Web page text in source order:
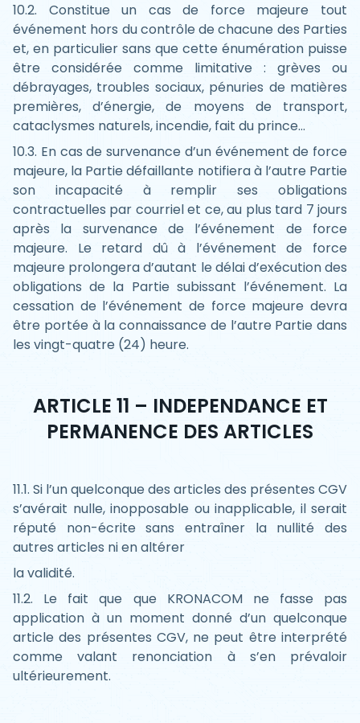
10.2. Constitue un cas de force majeure tout
événement hors du contrôle de chacune des Parties
et, en particulier sans que cette énumération puisse
être considérée comme limitative : grèves ou
débrayages, troubles sociaux, pénuries de matières
premières, d’énergie, de moyens de transport,
cataclysmes naturels, incendie, fait du prince…
10.3. En cas de survenance d’un événement de force
majeure, la Partie défaillante notifiera à l’autre Partie
son incapacité à remplir ses obligations
contractuelles par courriel et ce, au plus tard 7 jours
après la survenance de l’événement de force
majeure. Le retard dû à l’événement de force
majeure prolongera d’autant le délai d’exécution des
obligations de la Partie subissant l’événement. La
cessation de l’événement de force majeure devra
être portée à la connaissance de l’autre Partie dans
les vingt-quatre (24) heure.
ARTICLE 11 – INDEPENDANCE ET
PERMANENCE DES ARTICLES
11.1. Si l’un quelconque des articles des présentes CGV
s’avérait nulle, inopposable ou inapplicable, il serait
réputé non-écrite sans entraîner la nullité des
autres articles ni en altérer
la validité.
11.2. Le fait que que KRONACOM ne fasse pas
application à un moment donné d’un quelconque
article des présentes CGV, ne peut être interprété
comme valant renonciation à s’en prévaloir
ultérieurement.